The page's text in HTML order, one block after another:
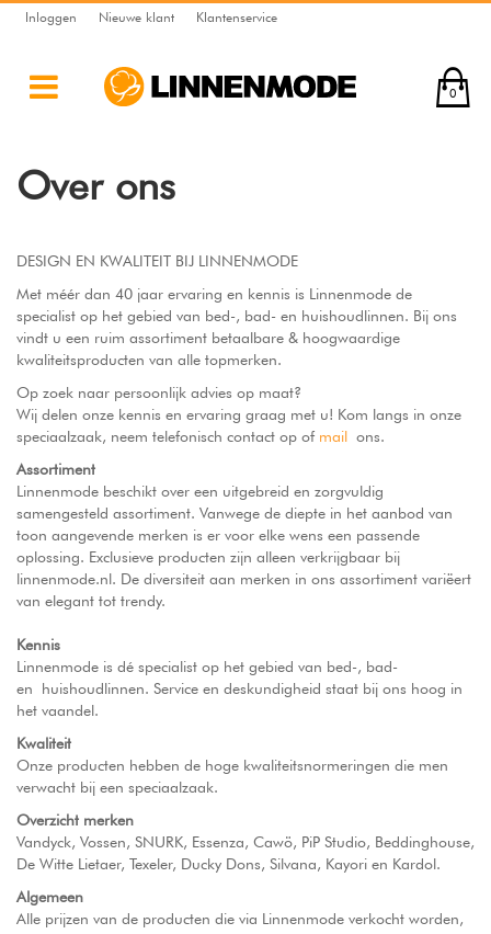
Inloggen Nieuwe klant Klantenservice
0
Over ons
DESIGN EN KWALITEIT BIJ LINNENMODE
Met méér dan 40 jaar ervaring en kennis is Linnenmode de
specialist op het gebied van bed-, bad- en huishoudlinnen. Bij ons
vindt u een ruim assortiment betaalbare & hoogwaardige
kwaliteitsproducten van alle topmerken.
Op zoek naar persoonlijk advies op maat?
Wij delen onze kennis en ervaring graag met u! Kom langs in onze
speciaalzaak, neem telefonisch contact op of mail ons.
Assortiment
Linnenmode beschikt over een uitgebreid en zorgvuldig
samengesteld assortiment. Vanwege de diepte in het aanbod van
toon aangevende merken is er voor elke wens een passende
oplossing. Exclusieve producten zijn alleen verkrijgbaar bij
linnenmode.nl. De diversiteit aan merken in ons assortiment variëert
van elegant tot trendy.
Kennis
Linnenmode is dé specialist op het gebied van bed-, bad-
en huishoudlinnen. Service en deskundigheid staat bij ons hoog in
het vaandel.
Kwaliteit
Onze producten hebben de hoge kwaliteitsnormeringen die men
verwacht bij een speciaalzaak.
Overzicht merken
Vandyck, Vossen, SNURK, Essenza, Cawö, PiP Studio, Beddinghouse,
De Witte Lietaer, Texeler, Ducky Dons, Silvana, Kayori en Kardol.
Algemeen
Alle prijzen van de producten die via Linnenmode verkocht worden,